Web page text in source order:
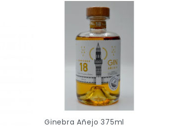
Ginebra Añejo 375ml